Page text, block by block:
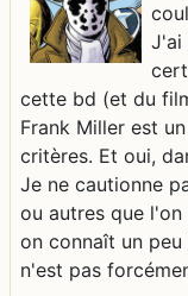
J'ai
cette bd (et du
Frank Miller est
critères. Et oui,
Je ne cautionne
ou autres que
on connaît un
n'est pas